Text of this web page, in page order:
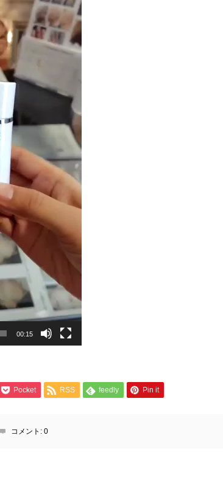
00:15
Pocket RSS feedly Pin it
コメント: 0